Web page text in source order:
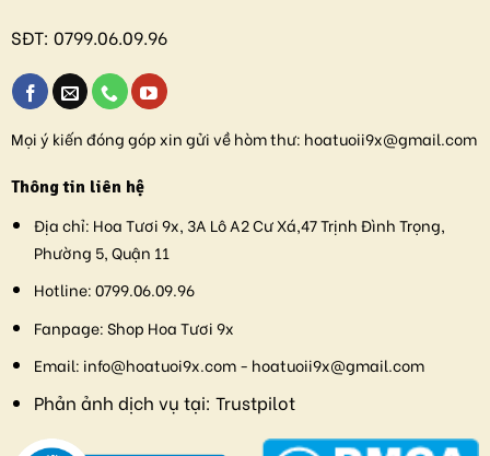
SĐT: 0799.06.09.96
Mọi ý kiến đóng góp xin gửi về hòm thư: hoatuoii9x@gmail.com
Thông tin liên hệ
Địa chỉ: Hoa Tươi 9x, 3A Lô A2 Cư Xá,47 Trịnh Đình Trọng,
Phường 5, Quận 11
Hotline:0799.06.09.96
Fanpage:Shop Hoa Tươi 9x
Email: info@hoatuoi9x.com - hoatuoii9x@gmail.com
Phản ảnh dịch vụ tại: Trustpilot